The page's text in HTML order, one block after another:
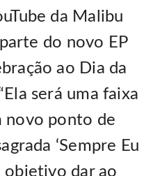
da Malibu
do novo EP
ao Dia da
será uma faixa
novo ponto de
‘Sempre Eu
objetivo dar ao